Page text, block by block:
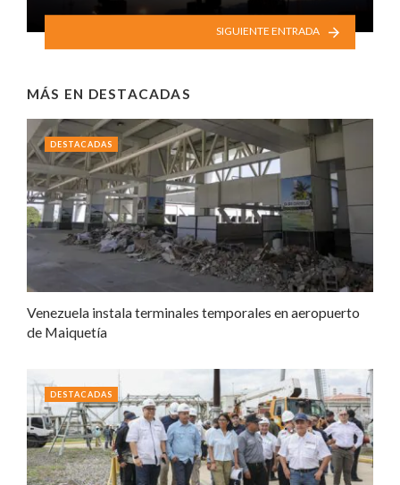
SIGUIENTE ENTRADA
MÁS EN DESTACADAS
Venezuela instala terminales temporales en aeropuerto
de Maiquetía
DESTACADAS
DESTACADAS